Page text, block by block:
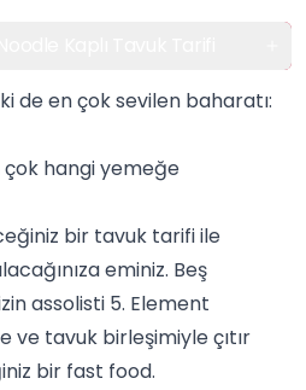
de en çok sevilen baharatı:
çok hangi yemeğe
bir tavuk tarifi ile
eminiz. Beş
assolisti 5. Element
ve tavuk birleşimiyle çıtır
bir fast food.